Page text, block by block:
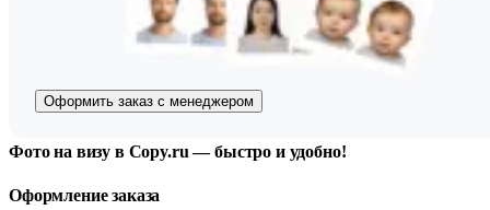
Оформить заказ с менеджером
Фото на визу в Copy.ru — быстро и удобно!
Оформление заказа